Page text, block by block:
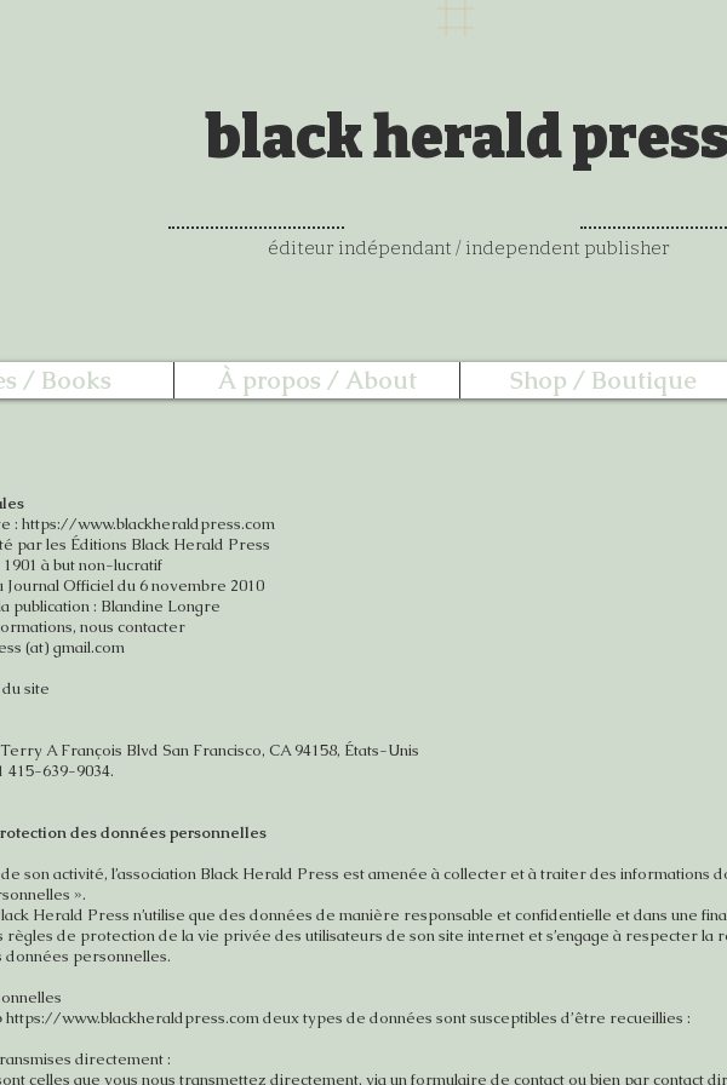
black herald
éditeur indépendant / independent publisher
/ Books À propos / About Shop / Boutique
: https://www.blackheraldpress.com
par les Éditions Black Herald Press
à but non-lucratif
Journal Officiel du 6 novembre 2010
publication : Blandine Longre
nous contacter
(at) gmail.com
site
A François Blvd San Francisco, CA 94158, États-Unis
415-639-9034.
des données personnelles
son activité, l’association Black Herald Press est amenée à collecter et à traiter des informations
».
Herald Press n’utilise que des données de manière responsable et confidentielle et dans une
règles de protection de la vie privée des utilisateurs de son site internet et s’engage à respecter la
personnelles.
https://www.blackheraldpress.comdeux types de données sont susceptibles d’être recueillies :
directement :
celles que vous nous transmettez directement, via un formulaire de contact ou bien par contact